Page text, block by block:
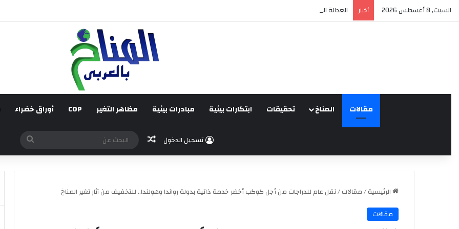
السبت, 8 أغسطس 2026 أخبار العدالة البيئية في المغرب: نحو نموذج جديد قائم على جبر الضرر، دراسة تحليلية.
مقالات المناخ تحقيقات ابتكارات بيئية مبادرات بيئية مظاهر التغير COP أوراق خضراء
تسجيل الدخول مقال عشوائي
عن
الرئيسية/مقالات/نقل عام للدراجات من أجل كوكب أخضر خدمة ذاتية بدولة رواندا وهولندا.. للتخفيف من آثار تغير المناخ
مقالات